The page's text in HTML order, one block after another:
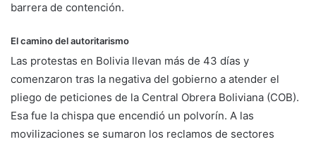
barrera de contención.
El camino del autoritarismo
Las protestas en Bolivia llevan más de 43 días y
comenzaron tras la negativa del gobierno a atender el
pliego de peticiones de la Central Obrera Boliviana (COB).
Esa fue la chispa que encendió un polvorín. A las
movilizaciones se sumaron los reclamos de sectores